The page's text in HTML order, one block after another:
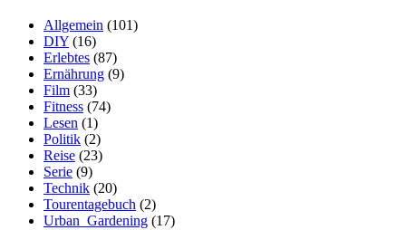
Allgemein (101)
DIY (16)
Erlebtes (87)
Ernährung (9)
Film (33)
Fitness (74)
Lesen (1)
Politik (2)
Reise (23)
Serie (9)
Technik (20)
Tourentagebuch (2)
Urban_Gardening (17)